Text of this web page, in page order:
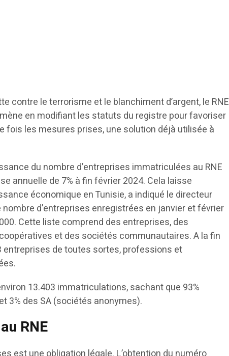
contre le terrorisme et le blanchiment d’argent, le RNE
en modifiant les statuts du registre pour favoriser
fois les mesures prises, une solution déjà utilisée à
du nombre d’entreprises immatriculées au RNE
annuelle de 7% à fin février 2024. Cela laisse
économique en Tunisie, a indiqué le directeur
nombre d’entreprises enregistrées en janvier et février
Cette liste comprend des entreprises, des
et des sociétés communautaires. A la fin
entreprises de toutes sortes, professions et
13.403 immatriculations, sachant que 93%
3% des SA (sociétés anonymes).
RNE